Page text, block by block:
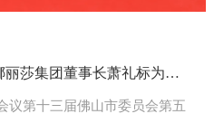
2026佛山市两会开幕！蒙娜丽莎集团董事长萧礼标为城市发展建言！
议第十三届佛山市委员会第五